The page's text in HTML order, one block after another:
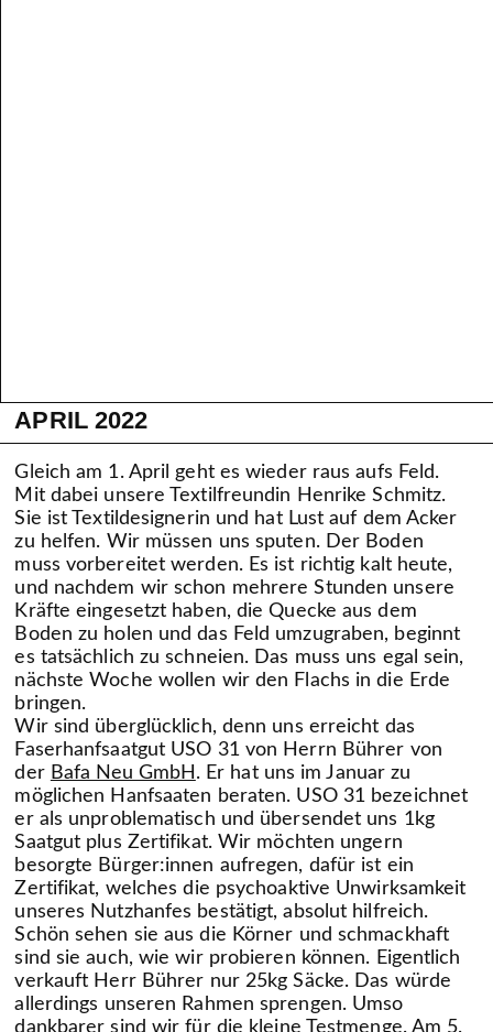
APRIL 2022
Gleich am 1. April geht es wieder raus aufs Feld.
Mit dabei unsere Textilfreundin Henrike Schmitz.
Sie ist Textildesignerin und hat Lust auf dem Acker
zu helfen. Wir müssen uns sputen. Der Boden
muss vorbereitet werden. Es ist richtig kalt heute,
und nachdem wir schon mehrere Stunden unsere
Kräfte eingesetzt haben, die Quecke aus dem
Boden zu holen und das Feld umzugraben, beginnt
es tatsächlich zu schneien. Das muss uns egal sein,
nächste Woche wollen wir den Flachs in die Erde
bringen.
Wir sind überglücklich, denn uns erreicht das
Faserhanfsaatgut USO 31 von Herrn Bührer von
der Bafa Neu GmbH . Er hat uns im Januar zu
möglichen Hanfsaaten beraten. USO 31 bezeichnet
er als unproblematisch und übersendet uns 1kg
Saatgut plus Zertifikat. Wir möchten ungern
besorgte Bürger:innen aufregen, dafür ist ein
Zertifikat, welches die psychoaktive Unwirksamkeit
unseres Nutzhanfes bestätigt, absolut hilfreich.
Schön sehen sie aus die Körner und schmackhaft
sind sie auch, wie wir probieren können. Eigentlich
verkauft Herr Bührer nur 25kg Säcke. Das würde
allerdings unseren Rahmen sprengen. Umso
dankbarer sind wir für die kleine Testmenge. Am 5.